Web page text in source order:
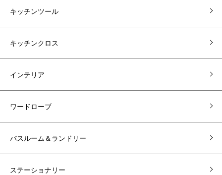
キッチンツール
キッチンクロス
インテリア
ワードローブ
バスルーム＆ランドリー
ステーショナリー